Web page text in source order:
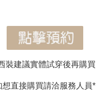
裝建議實體試穿後再購買
想直接購買請洽服務人員*